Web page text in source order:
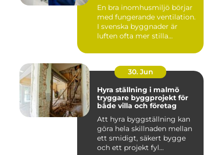
En bra inomhusmiljö börjar
med fungerande ventilation.
I svenska byggnader är
luften ofta mer stilla...
30. Jun
Hyra ställning i malmö
tryggare byggprojekt för
både villa och företag
Att hyra byggställning kan
göra hela skillnaden mellan
ett smidigt, säkert bygge
och ett projekt fyl...